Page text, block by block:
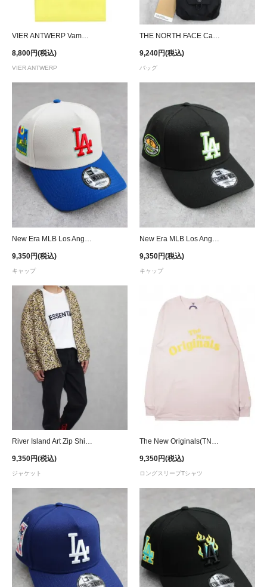
8,800円(税込)
VIER ANTWERP
9,240円(税込)
バッグ
9,350円(税込)
キャップ
9,350円(税込)
キャップ
9,350円(税込)
ジャケット
9,350円(税込)
ロングスリーブTシャツ